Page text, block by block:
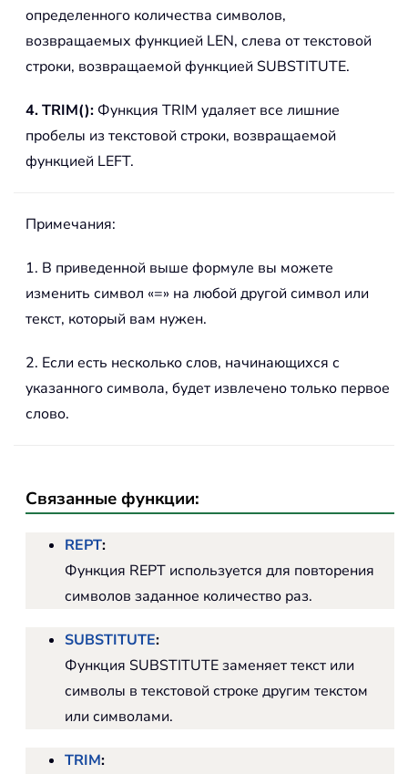
определенного количества символов,
возвращаемых функцией LEN, слева от текстовой
строки, возвращаемой функцией SUBSTITUTE.
4. TRIM(): Функция TRIM удаляет все лишние
пробелы из текстовой строки, возвращаемой
функцией LEFT.
Примечания:
1. В приведенной выше формуле вы можете
изменить символ «=» на любой другой символ или
текст, который вам нужен.
2. Если есть несколько слов, начинающихся с
указанного символа, будет извлечено только первое
слово.
Связанные функции:
REPT:
Функция REPT используется для повторения
символов заданное количество раз.
SUBSTITUTE:
Функция SUBSTITUTE заменяет текст или
символы в текстовой строке другим текстом
или символами.
TRIM: